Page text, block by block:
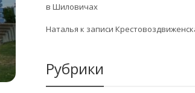
в Шиловичах
Наталья к записи
Рубрики